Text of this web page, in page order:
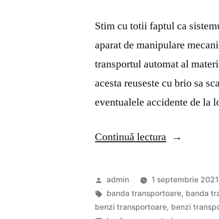
Stim cu totii faptul ca
aparat de manipulare
transportul automat al
acesta reuseste cu brio sa
eventualele accidente de la
Continuă lectura„Benzi
–
Principalele
avantaje”
Publicat
de
admin 1 septembrie 2021
Etichete:
banda transportoare, banda
benzi transportoare, benzi